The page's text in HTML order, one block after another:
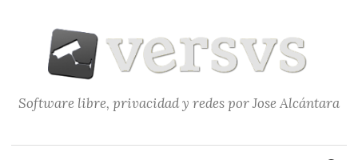
contenido
Software libre, privacidad y redes por Jose Alcántara